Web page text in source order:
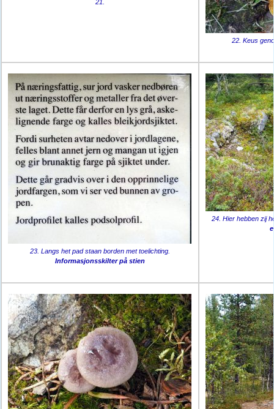
21.
22. Keus
23. Langs het pad staan borden met toelichting.
Informasjonsskilter på stien
24. Hier hebben zij